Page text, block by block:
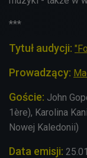
***
Tytuł audycji:
Prowadzący:
Goście: John
1ère), Karolina
Nowej Kaledonii)
Data emisji: